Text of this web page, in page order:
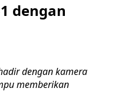
dengan
dengan kamera
memberikan